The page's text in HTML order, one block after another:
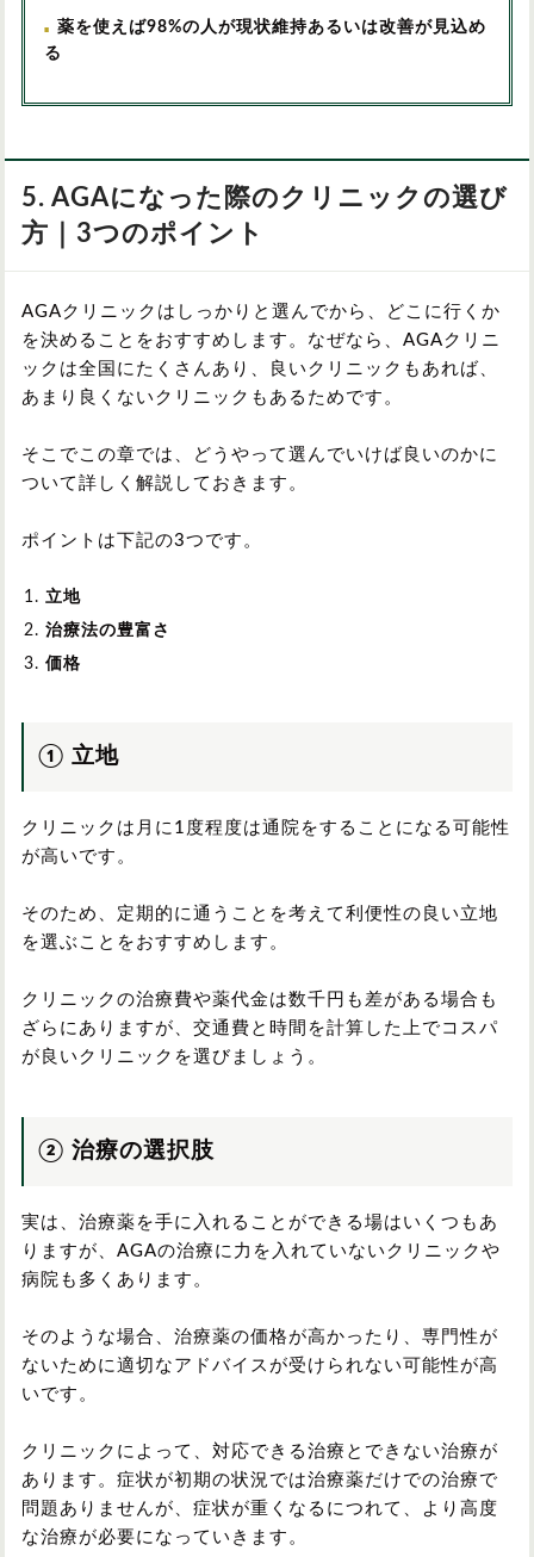
薬を使えば98%の人が現状維持あるいは改善が見込め
る
5. AGAになった際のクリニックの選び
方｜3つのポイント
AGAクリニックはしっかりと選んでから、どこに行くか
を決めることをおすすめします。なぜなら、AGAクリニ
ックは全国にたくさんあり、良いクリニックもあれば、
あまり良くないクリニックもあるためです。
そこでこの章では、どうやって選んでいけば良いのかに
ついて詳しく解説しておきます。
ポイントは下記の3つです。
立地
治療法の豊富さ
価格
① 立地
クリニックは月に1度程度は通院をすることになる可能性
が高いです。
そのため、定期的に通うことを考えて利便性の良い立地
を選ぶことをおすすめします。
クリニックの治療費や薬代金は数千円も差がある場合も
ざらにありますが、交通費と時間を計算した上でコスパ
が良いクリニックを選びましょう。
② 治療の選択肢
実は、治療薬を手に入れることができる場はいくつもあ
りますが、AGAの治療に力を入れていないクリニックや
病院も多くあります。
そのような場合、治療薬の価格が高かったり、専門性が
ないために適切なアドバイスが受けられない可能性が高
いです。
クリニックによって、対応できる治療とできない治療が
あります。症状が初期の状況では治療薬だけでの治療で
問題ありませんが、症状が重くなるにつれて、より高度
な治療が必要になっていきます。